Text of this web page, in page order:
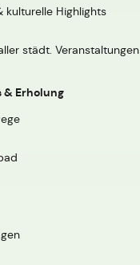
kulturelle Highlights
städt. Veranstaltungen
& Erholung